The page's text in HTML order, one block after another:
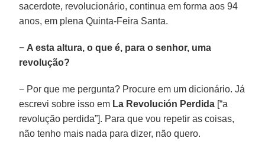
sacerdote, revolucionário, continua em forma aos 94
anos, em plena Quinta-Feira Santa.
− A esta altura, o que é, para o senhor, uma
revolução?
− Por que me pergunta? Procure em um dicionário. Já
escrevi sobre isso em La Revolución Perdida [“a
revolução perdida”]. Para que vou repetir as coisas,
não tenho mais nada para dizer, não quero.